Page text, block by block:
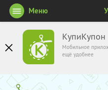
КупиКупон
Мобильное
ещё удобнее
Меню